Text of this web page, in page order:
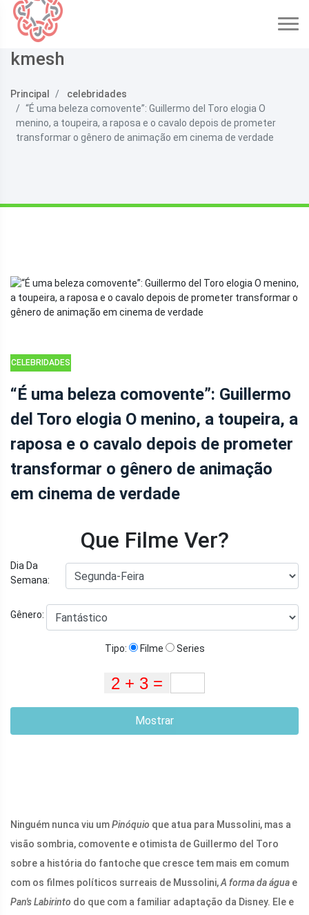
kmesh
Principal
celebridades
“É uma beleza comovente”: Guillermo del Toro elogia O
menino, a toupeira, a raposa e o cavalo depois de prometer
transformar o gênero de animação em cinema de verdade
CELEBRIDADES
“É uma beleza comovente”: Guillermo
del Toro elogia O menino, a toupeira, a
raposa e o cavalo depois de prometer
transformar o gênero de animação
em cinema de verdade
Que Filme Ver?
Dia Da
Semana:
Gênero:
Tipo: Filme Series
Mostrar
Ninguém nunca viu umPinóquio que atua para Mussolini, mas a
visão sombria, comovente e otimista de Guillermo del Toro
sobre a história do fantoche que cresce tem mais em comum
com os filmes políticos surreais de Mussolini,A forma da água e
Pan'sLabirinto do que com a familiar adaptação da Disney. Ele e